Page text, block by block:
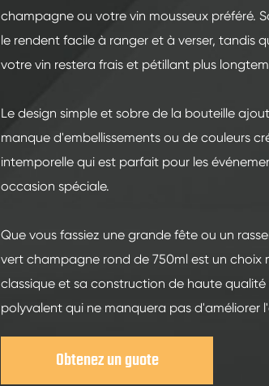
champagne ou votre vin mousseux préféré.
le rendent facile à ranger et à verser, tandis
votre vin restera frais et pétillant plus
Le design simple et sobre de la bouteille
manque d'embellissements ou de couleurs
intemporelle qui est parfait pour les
occasion spéciale.
Que vous fassiez une grande fête ou un
vert champagne rond de 750ml est un choix
classique et sa construction de haute
polyvalent qui ne manquera pas d'améliorer
Obtenez un guote